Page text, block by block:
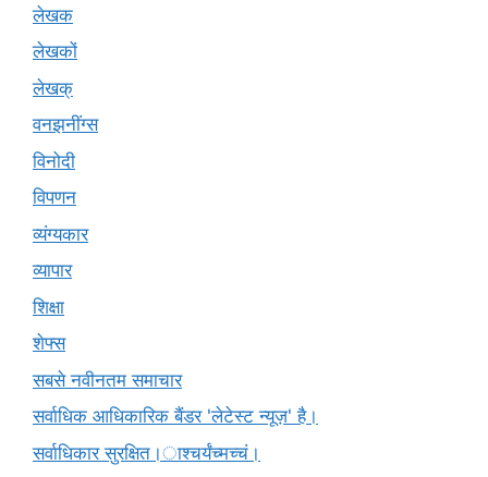
लेखक
लेखकों
लेखक्
वनझनींग्स
विनोदी
विपणन
व्यंग्यकार
व्यापार
शिक्षा
शेफ्स
सबसे नवीनतम समाचार
सर्वाधिक आधिकारिक बैंडर 'लेटेस्ट न्यूज़' है।
सर्वाधिकार सुरक्षित।ाश्चर्यंच्मच्चं।